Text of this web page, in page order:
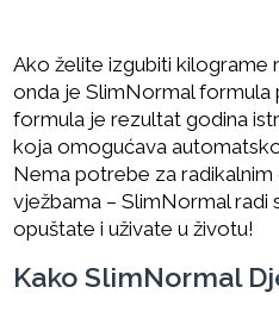
Ako želite izgubiti kilograme
onda je SlimNormal formula
formula je rezultat godina
koja omogućava
Nema potrebe za radikalnim
vježbama – SlimNormal radi
opuštate i uživate u životu!
Kako SlimNormal